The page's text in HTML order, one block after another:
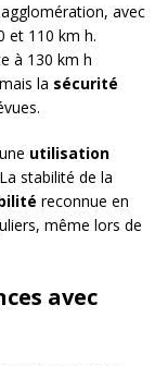
avec
et 110 km h.
à 130 km h
la sécurité
utilisation
stabilité de la
reconnue en
même lors de
avec